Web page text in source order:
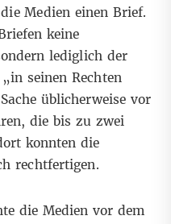
Medien einen Brief.
keine
lediglich der
seinen Rechten
üblicherweise vor
die bis zu zwei
konnten die
rechtfertigen.
die Medien vor dem